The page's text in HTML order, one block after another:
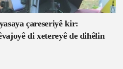
çareseriyê kir:
di xetereyê de dihêlin